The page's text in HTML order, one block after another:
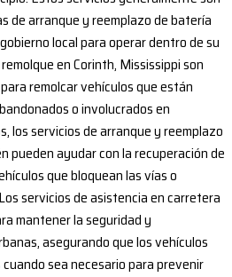
de arranque y reemplazo de batería
local para operar dentro de su
en Corinth, Mississippi son
remolcar vehículos que están
o involucrados en
los servicios de arranque y reemplazo
pueden ayudar con la recuperación de
que bloquean las vías o
servicios de asistencia en carretera
mantener la seguridad y
asegurando que los vehículos
sea necesario para prevenir